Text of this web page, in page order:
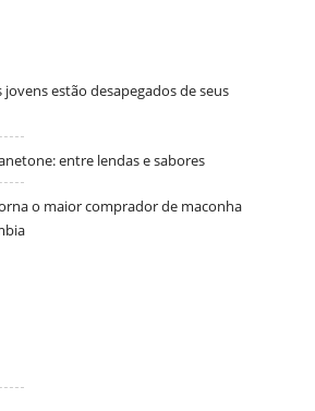
jovens estão desapegados de seus
entre lendas e sabores
o maior comprador de maconha